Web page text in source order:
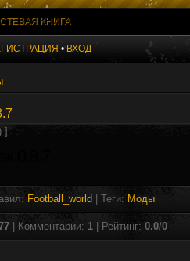
КНИГА
• ВХОД
]
: Football_world Теги: Моды
Комментарии: 1 Рейтинг: 0.0/0